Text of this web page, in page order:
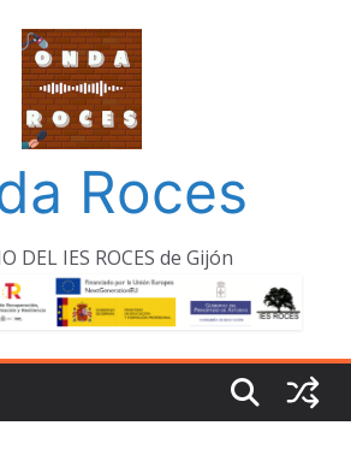
Roces
DEL IES ROCES de Gijón